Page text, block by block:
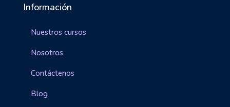
Información
Nuestros cursos
Nosotros
Contáctenos
Blog